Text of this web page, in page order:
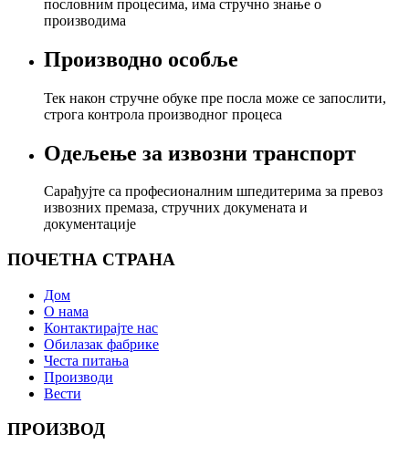
пословним процесима, има стручно знање о
производима
Производно особље
Тек након стручне обуке пре посла може се запослити,
строга контрола производног процеса
Одељење за извозни транспорт
Сарађујте са професионалним шпедитерима за превоз
извозних премаза, стручних докумената и
документације
ПОЧЕТНА СТРАНА
Дом
О нама
Контактирајте нас
Обилазак фабрике
Честа питања
Производи
Вести
ПРОИЗВОД